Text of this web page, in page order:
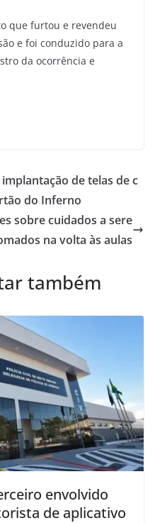
que furtou e revendeu
e foi conduzido para a
da ocorrência e
de telas de c
do Inferno
sobre cuidados a sere
na volta às aulas
também
envolvido
de aplicativo